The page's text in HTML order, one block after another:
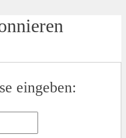
eingeben: